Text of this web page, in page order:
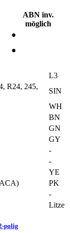
ABN inv.
möglich
●
●
L3
R24, 245,
SIN
WH
BN
GN
GY
-
-
YE
PK
-
Litze
polig